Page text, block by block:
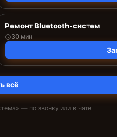
Ремонт Bluetooth-систем
30 мин
всё
» — по звонку или в чате